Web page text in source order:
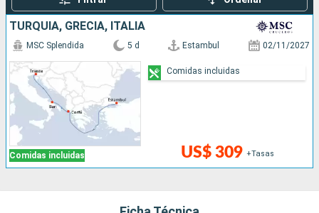
TURQUÍA, GRECIA, ITALIA
Comidas incluidas
MSC Splendida 5 d Estambul 02/11/2027
US$ 309 +Tasas
Comidas incluidas